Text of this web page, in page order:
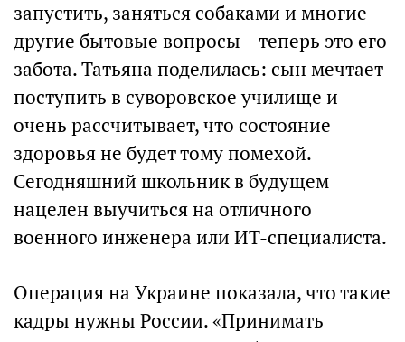
запустить, заняться собаками и многие
другие бытовые вопросы – теперь это его
забота. Татьяна поделилась: сын мечтает
поступить в суворовское училище и
очень рассчитывает, что состояние
здоровья не будет тому помехой.
Сегодняшний школьник в будущем
нацелен выучиться на отличного
военного инженера или ИТ-специалиста.
Операция на Украине показала, что такие
кадры нужны России. «Принимать